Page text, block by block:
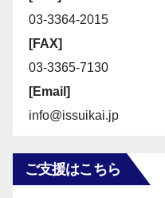
03-3364-2015
[FAX]
03-3365-7130
[Email]
info@issuikai.jp
ご支援はこちら